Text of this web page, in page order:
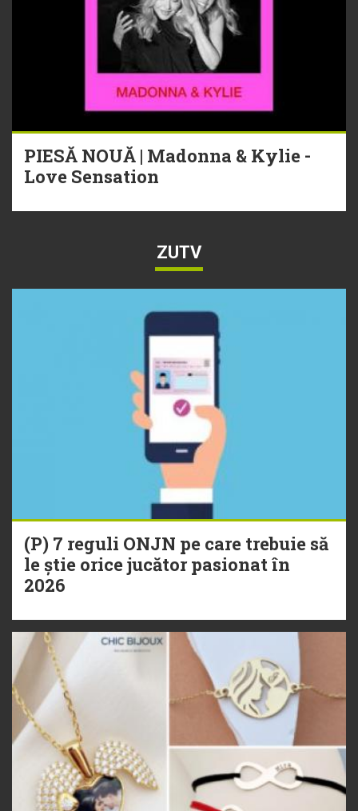
PIESĂ NOUĂ | Madonna & Kylie -
Love Sensation
ZUTV
(P) 7 reguli ONJN pe care trebuie să
le știe orice jucător pasionat în
2026